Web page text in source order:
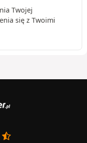
Twojej
się z Twoimi